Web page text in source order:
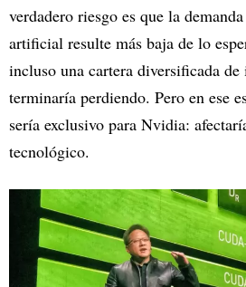
verdadero riesgo es que la
artificial resulte más baja de lo
incluso una cartera diversificada
terminaría perdiendo. Pero en ese
sería exclusivo para Nvidia:
tecnológico.